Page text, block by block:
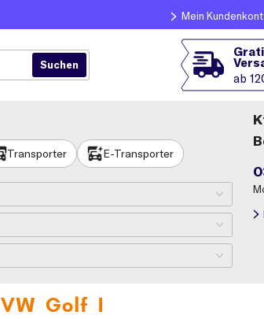
Mein
ab
Transporter E-Transporter
VW Golf I